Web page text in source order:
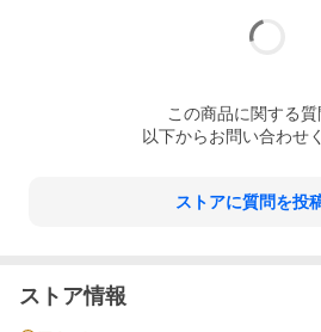
この商品に関する質
以下からお問い合わせ
ストアに質問を投
ストア情報